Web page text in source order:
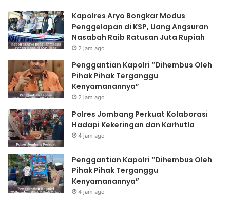
Kapolres Aryo Bongkar Modus
Penggelapan di KSP, Uang Angsuran
Nasabah Raib Ratusan Juta Rupiah
2 jam ago
Penggantian Kapolri “Dihembus Oleh
Pihak Pihak Terganggu
Kenyamanannya”
2 jam ago
Polres Jombang Perkuat Kolaborasi
Hadapi Kekeringan dan Karhutla
4 jam ago
Penggantian Kapolri “Dihembus Oleh
Pihak Pihak Terganggu
Kenyamanannya”
4 jam ago